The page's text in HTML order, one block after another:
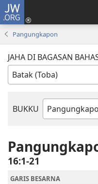
JW.ORG
Pangungkapon
JAHA DI BAGASAN
BUKKU
Bukku
16:1-21
GARIS BESARNA